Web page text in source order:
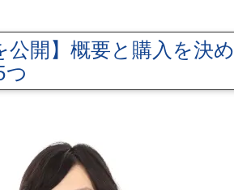
公開】概要と購入を決め
つ